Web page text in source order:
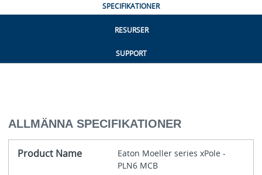
SPECIFIKATIONER
RESURSER
SUPPORT
ALLMÄNNA SPECIFIKATIONER
Product Name
Eaton Moeller series xPole -
PLN6 MCB